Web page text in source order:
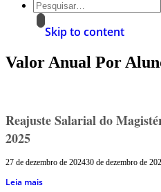
Skip to content
Valor Anual Por
Reajuste Salarial do
2025
27 de dezembro de 202430 de dezembro de
Leia mais